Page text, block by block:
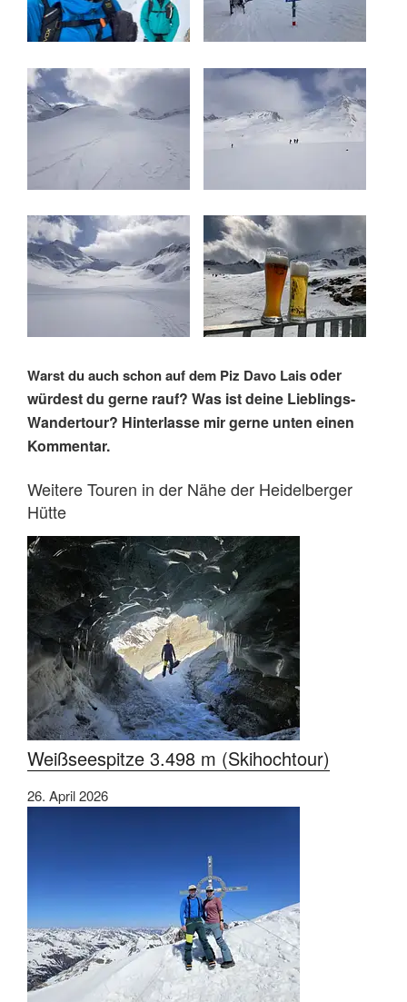
Warst du auch schon auf dem Piz Davo Laisoder
würdest du gerne rauf? Was ist deine Lieblings-
Wandertour? Hinterlasse mir gerne unten einen
Kommentar.
Weitere Touren in der Nähe der Heidelberger
Hütte
Weißseespitze 3.498 m (Skihochtour)
26. April 2026